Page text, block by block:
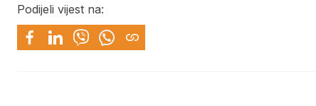
Podijeli vijest na: